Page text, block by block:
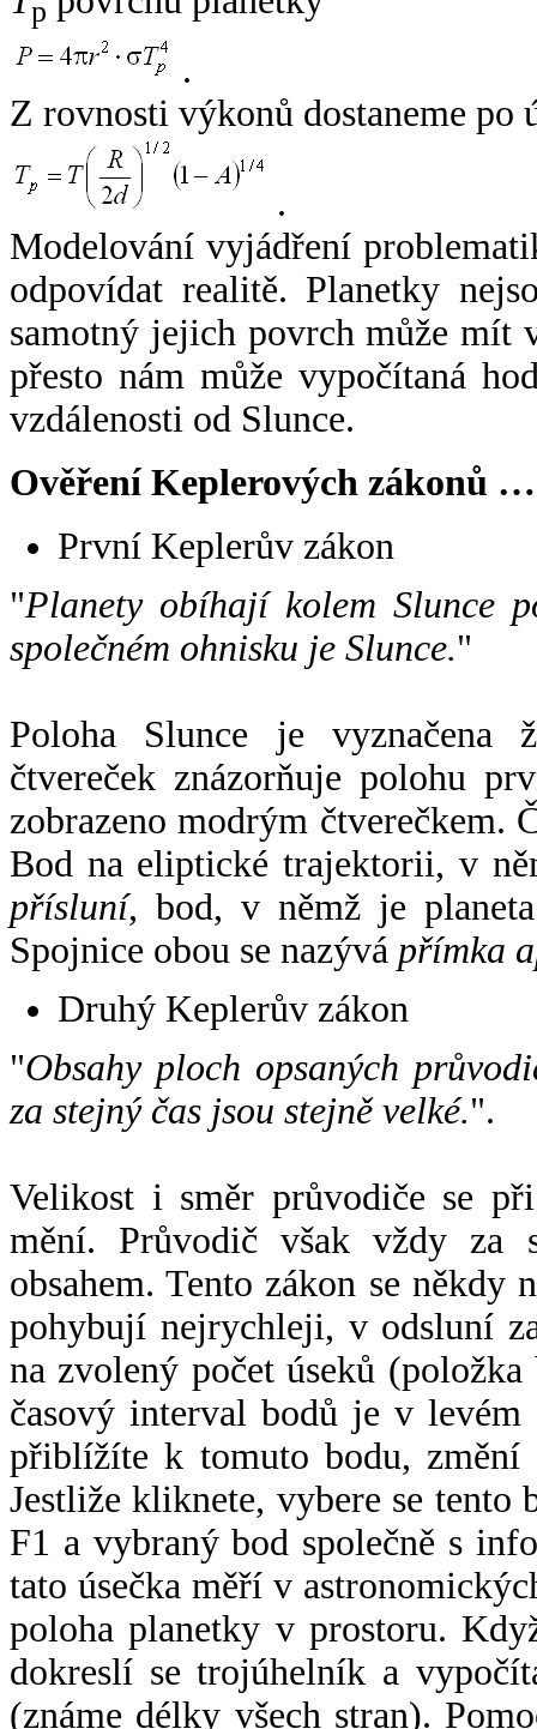
p
.
Z rovnosti výkonů dostaneme po
.
Modelování vyjádření
odpovídat realitě. Planetky
samotný jejich povrch může mít
přesto nám může vypočítaná
vzdálenosti od Slunce.
Ověření Keplerových zákonů …
První Keplerův zákon
"Planety obíhají kolem Slunce
společném ohnisku je Slunce."
Poloha Slunce je vyznačena
čtvereček znázorňuje polohu
zobrazeno modrým čtverečkem.
Bod na eliptické trajektorii, v
přísluní, bod, v němž je
Spojnice obou se nazývá přímka
Druhý Keplerův zákon
"Obsahy ploch opsaných
za stejný čas jsou stejně velké.".
Velikost i směr průvodiče se
mění. Průvodič však vždy za
obsahem. Tento zákon se někdy
pohybují nejrychleji, v odsluní
na zvolený počet úseků
časový interval bodů je v
přiblížíte k tomuto bodu,
Jestliže kliknete, vybere se tento
F1 a vybraný bod společně s
tato úsečka měří v
poloha planetky v prostoru.
dokreslí se trojúhelník a
(známe délky všech stran).